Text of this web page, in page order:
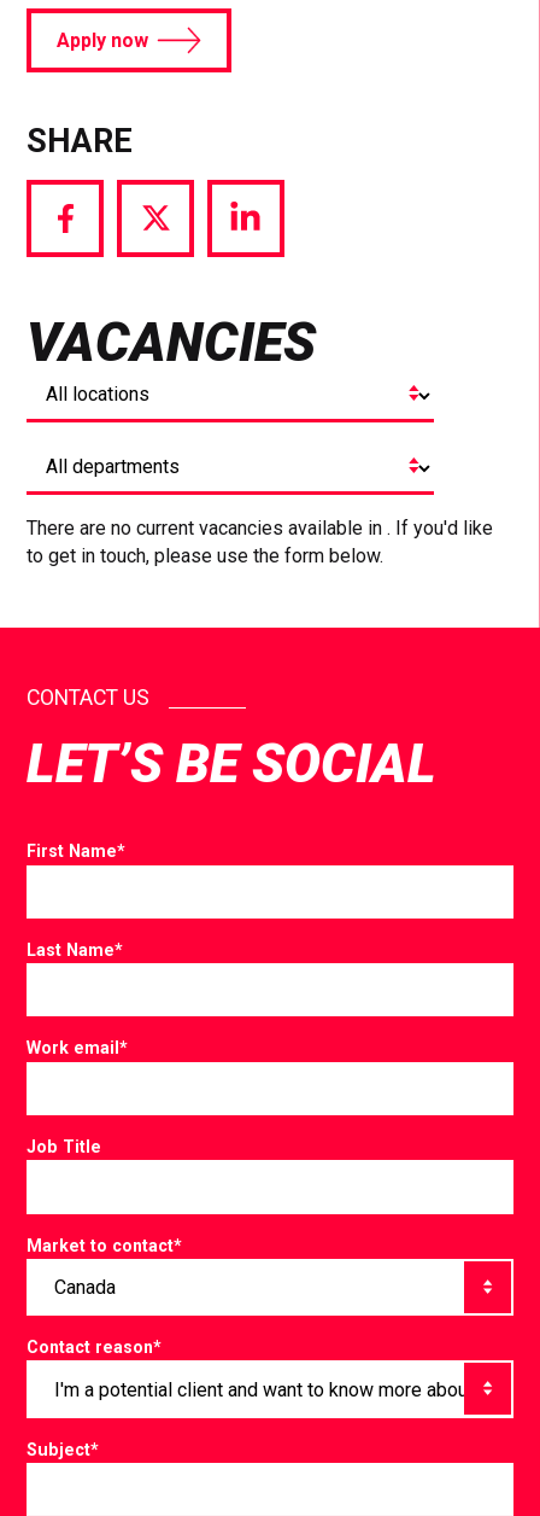
Apply now
SHARE
Share
via
Share
via
Share
via
VACANCIES
There are no current vacancies available in . If you'd like
to get in touch, please use the form below.
CONTACT US
LET’S BE SOCIAL
First Name*
Last Name*
Work email*
Job Title
Market to contact*
Contact reason*
Subject*